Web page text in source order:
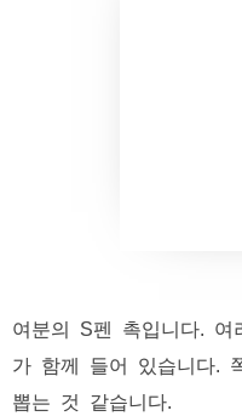
여분의 S펜 촉입니다.
가 함께 들어 있습니다.
뽑는 것 같습니다.